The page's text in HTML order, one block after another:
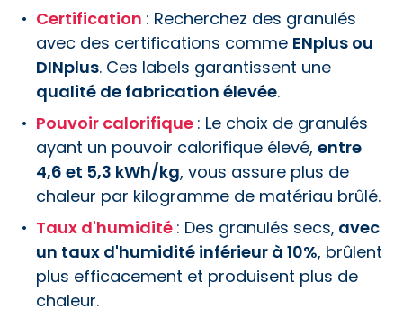
Certification : Recherchez des granulés
avec des certifications comme ENplus ou
DINplus. Ces labels garantissent une
qualité de fabrication élevée.
Pouvoir calorifique : Le choix de granulés
ayant un pouvoir calorifique élevé, entre
4,6 et 5,3 kWh/kg, vous assure plus de
chaleur par kilogramme de matériau brûlé.
Taux d'humidité : Des granulés secs, avec
un taux d'humidité inférieur à 10%, brûlent
plus efficacement et produisent plus de
chaleur.